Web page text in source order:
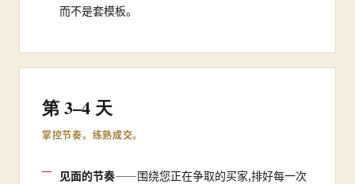
而不是套模板。
第 3–4 天
掌控节奏。练熟成交。
见面的节奏——围绕您正在争取的买家,排好每一次